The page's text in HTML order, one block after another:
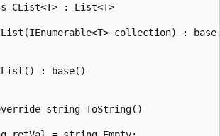
CList<T> : List<T>
collection) :
: base()
string ToString()